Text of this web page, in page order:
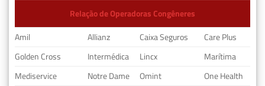
Relação de Operadoras Congêneres
Amil
Allianz Caixa Seguros
Care Plus
Golden Cross
Intermédica Lincx
Marítima
Mediservice
Notre Dame Omint
One Health